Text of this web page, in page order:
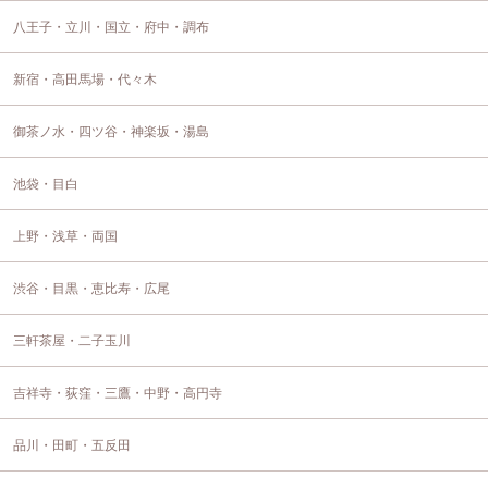
八王子・立川・国立・府中・調布
新宿・高田馬場・代々木
御茶ノ水・四ツ谷・神楽坂・湯島
池袋・目白
上野・浅草・両国
渋谷・目黒・恵比寿・広尾
三軒茶屋・二子玉川
吉祥寺・荻窪・三鷹・中野・高円寺
品川・田町・五反田